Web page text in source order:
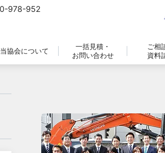
当協会について
一括見積・
お問い合わせ
ご相
資料